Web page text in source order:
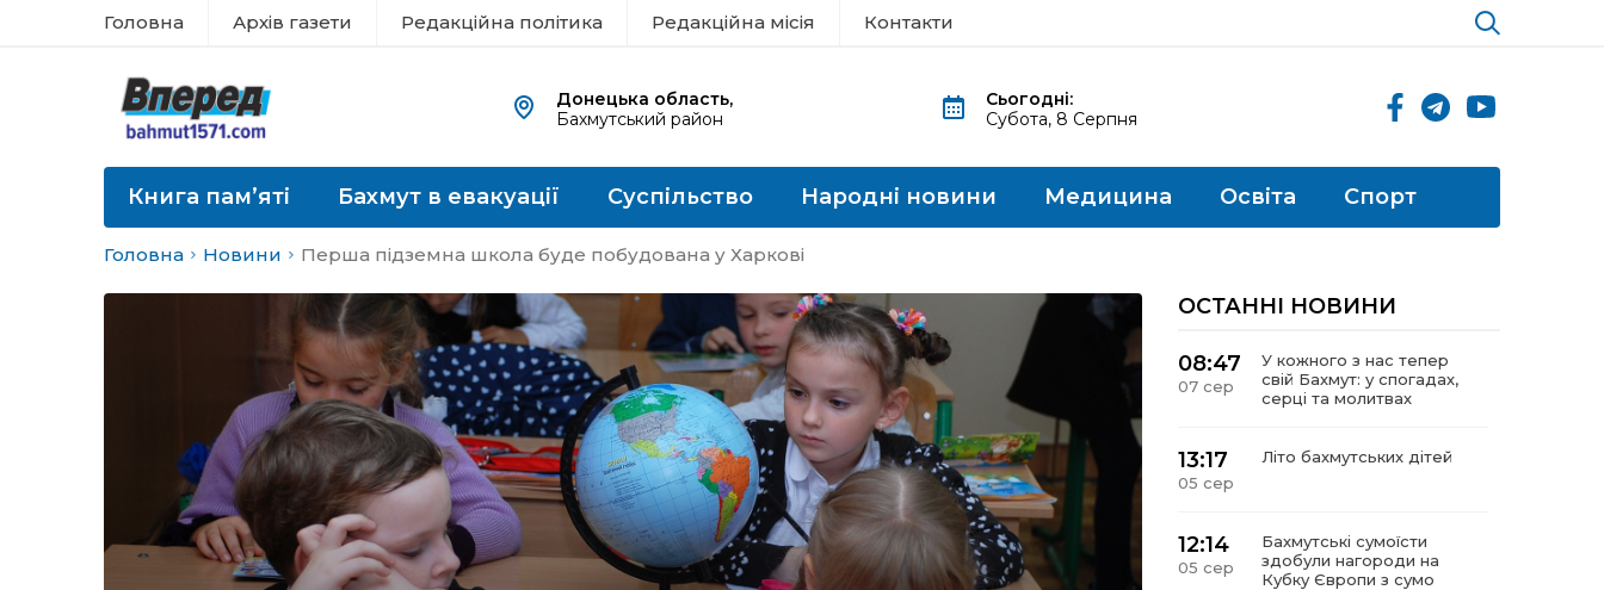
Головна Архів газети Редакційна політика Редакційна місія Контакти
Донецька область,
Бахмутський район
Сьогодні:
Субота, 8 Серпня
Книга пам’яті Бахмут в евакуації Суспільство Народні новини Медицина Освіта Спорт
Головна Новини Перша підземна школа буде побудована у Харкові
ОСТАННІ НОВИНИ
08:47
07 сер
У кожного з нас тепер
свій Бахмут: у спогадах,
серці та молитвах
13:17
05 сер
Літо бахмутських дітей
12:14
05 сер
Бахмутські сумоїсти
здобули нагороди на
Кубку Європи з сумо